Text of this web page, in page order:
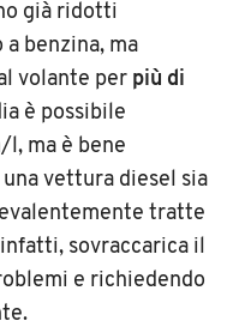
già ridotti
benzina, ma
volante per più di
è possibile
ma è bene
vettura diesel sia
tratte
sovraccarica il
e richiedendo